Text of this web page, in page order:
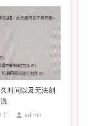
时间以及无法刻
日 admin